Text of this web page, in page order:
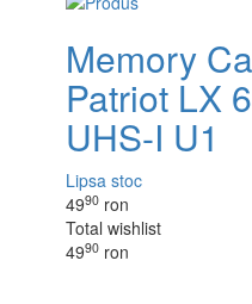
Memory
Patriot LX
UHS-I U1
Lipsa stoc
4990 ron
Total wishlist
4990 ron